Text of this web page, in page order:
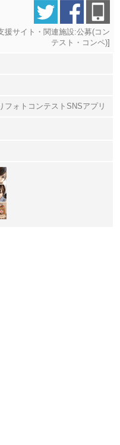
援サイト・関連施設:公募(コン
テスト・コンペ)]
フォトコンテストSNSアプリ